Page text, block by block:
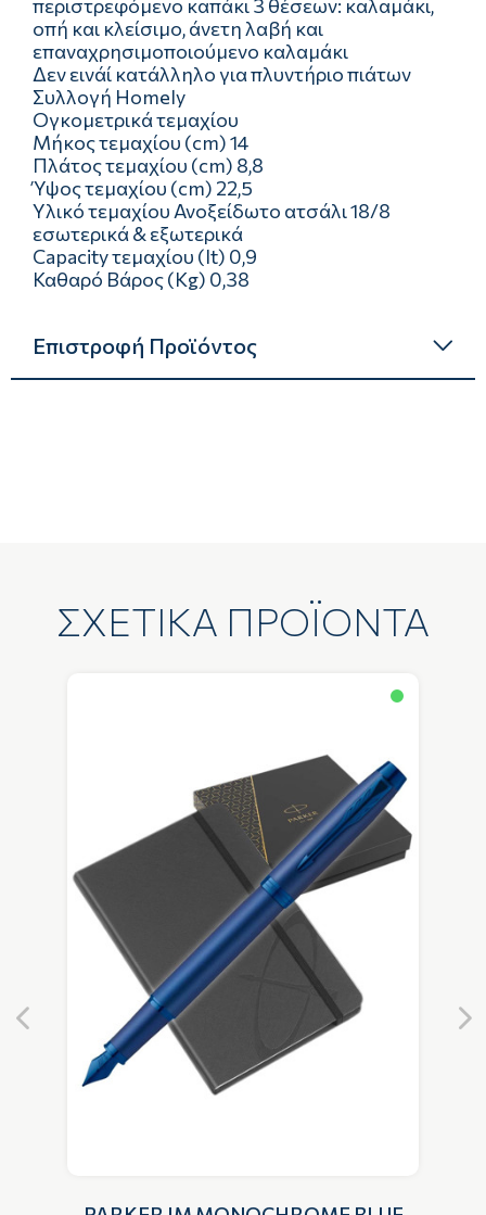
περιστρεφόμενο καπάκι 3 θέσεων: καλαμάκι,
οπή και κλείσιμο, άνετη λαβή και
επαναχρησιμοποιούμενο καλαμάκι
Δεν εινάί κατάλληλο για πλυντήριο πιάτων
Συλλογή Homely
Ογκομετρικά τεμαχίου
Μήκος τεμαχίου (cm) 14
Πλάτος τεμαχίου (cm) 8,8
Ύψος τεμαχίου (cm) 22,5
Υλικό τεμαχίου Ανοξείδωτο ατσάλι 18/8
εσωτερικά & εξωτερικά
Capacity τεμαχίου (lt) 0,9
Καθαρό Βάρος (Kg) 0,38
Επιστροφή Προϊόντος
ΣΧΕΤΙΚΑ ΠΡΟΪΟΝΤΑ